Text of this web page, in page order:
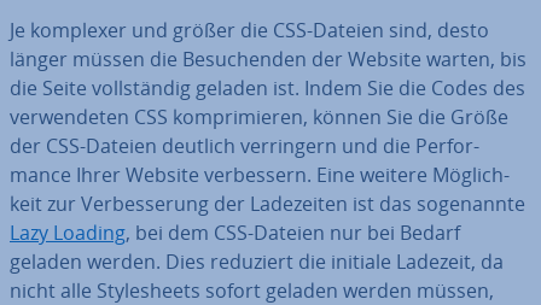
Je komplexer und größer die CSS-Dateien sind, desto
länger müssen die Be­su­chen­den der Website warten, bis
die Seite voll­stän­dig geladen ist. Indem Sie die Codes des
ver­wen­de­ten CSS kom­pri­mie­ren, können Sie die Größe
der CSS-Dateien deutlich ver­rin­gern und die Per­for­
mance Ihrer Website ver­bes­sern. Eine weitere Mög­lich­
keit zur Ver­bes­se­rung der La­de­zei­ten ist das so­ge­nann­te
Lazy Loading, bei dem CSS-Dateien nur bei Bedarf
geladen werden. Dies reduziert die initiale Ladezeit, da
nicht alle Style­sheets sofort geladen werden müssen,